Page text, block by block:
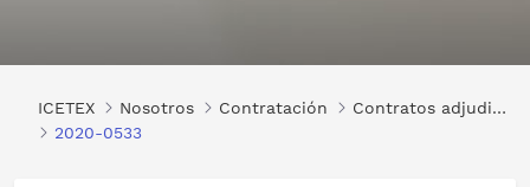
ICETEX Nosotros Contratación
Contratos adjudicados
2020-0533